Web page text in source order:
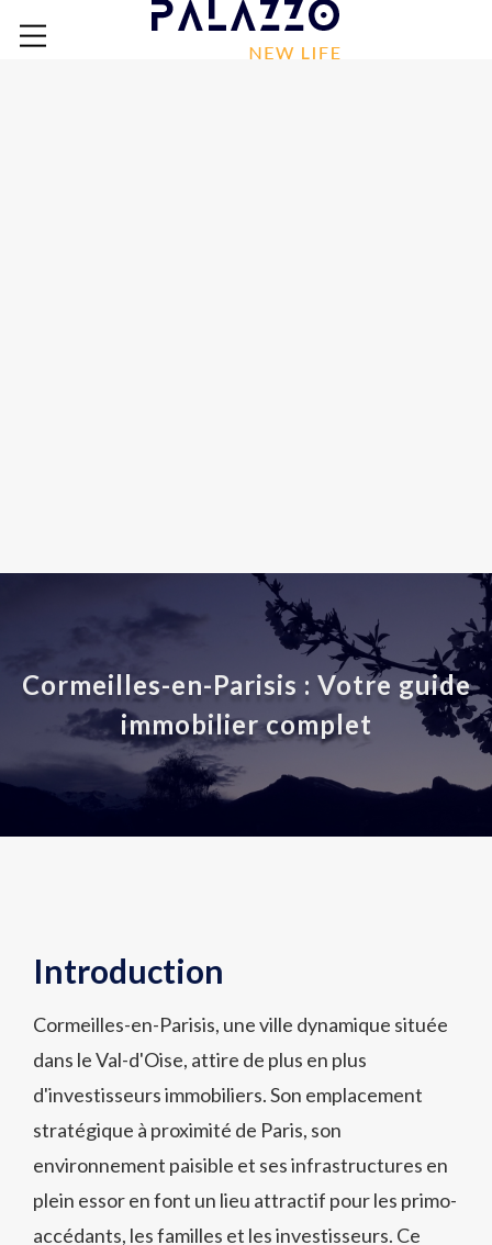
Cormeilles-en-Parisis : Votre guide
immobilier complet
Introduction
Cormeilles-en-Parisis, une ville dynamique située
dans le Val-d'Oise, attire de plus en plus
d'investisseurs immobiliers. Son emplacement
stratégique à proximité de Paris, son
environnement paisible et ses infrastructures en
plein essor en font un lieu attractif pour les primo-
accédants, les familles et les investisseurs. Ce